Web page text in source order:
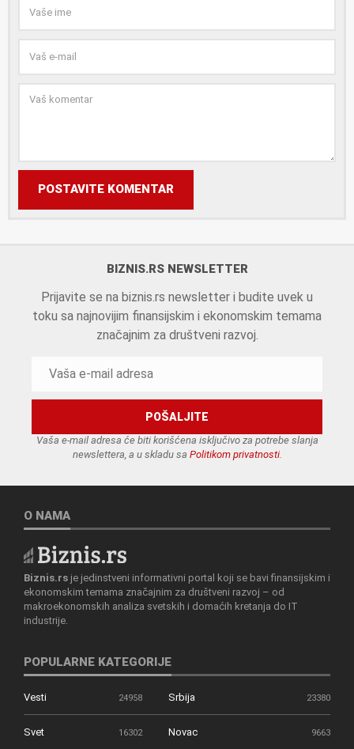
POSTAVITE KOMENTAR
BIZNIS.RS NEWSLETTER
Prijavite se na biznis.rs newsletter i budite uvek u
toku sa najnovijim finansijskim i ekonomskim temama
značajnim za društveni razvoj.
Vaša e-mail adresa će biti korišćena isključivo za potrebe slanja
newslettera, a u skladu sa Politikom privatnosti.
O NAMA
Biznis.rs je jedinstveni informativni portal koji se bavi finansijskim i
ekonomskim temama značajnim za društveni razvoj – od
makroekonomskih analiza svetskih i domaćih kretanja do IT
industrije.
POPULARNE KATEGORIJE
Vesti 24958 Srbija 23380
Svet 16302 Novac 9663